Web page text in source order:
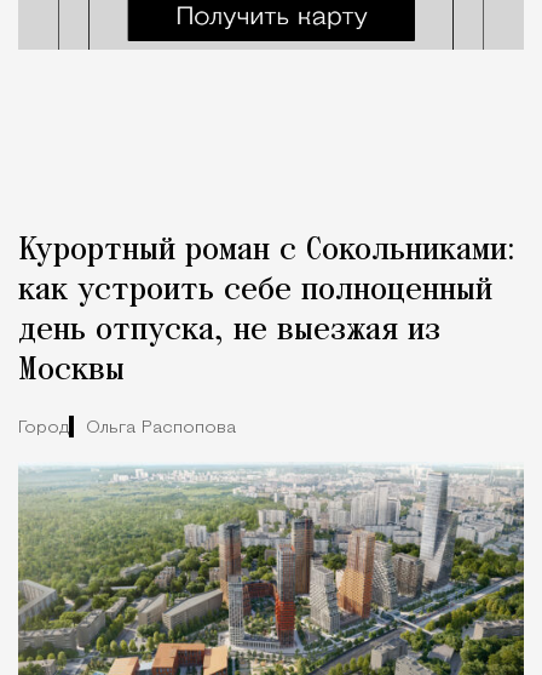
Курортный роман с Сокольниками:
как устроить себе полноценный
день отпуска, не выезжая из
Москвы
Город Ольга Распопова